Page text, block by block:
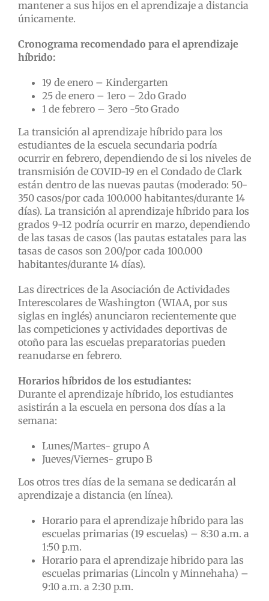
mantener a sus hijos en el aprendizaje a distancia
únicamente.
Cronograma recomendado para el aprendizaje
híbrido:
19 de enero – Kindergarten
25 de enero – 1ero – 2do Grado
1 de febrero – 3ero -5to Grado
La transición al aprendizaje híbrido para los
estudiantes de la escuela secundaria podría
ocurrir en febrero, dependiendo de si los niveles de
transmisión de COVID-19 en el Condado de Clark
están dentro de las nuevas pautas (moderado: 50-
350 casos/por cada 100.000 habitantes/durante 14
días). La transición al aprendizaje híbrido para los
grados 9-12 podría ocurrir en marzo, dependiendo
de las tasas de casos (las pautas estatales para las
tasas de casos son 200/por cada 100.000
habitantes/durante 14 días).
Las directrices de la Asociación de Actividades
Interescolares de Washington (WIAA, por sus
siglas en inglés) anunciaron recientemente que
las competiciones y actividades deportivas de
otoño para las escuelas preparatorias pueden
reanudarse en febrero.
Horarios híbridos de los estudiantes:
Durante el aprendizaje híbrido, los estudiantes
asistirán a la escuela en persona dos días a la
semana:
Lunes/Martes- grupo A
Jueves/Viernes- grupo B
Los otros tres días de la semana se dedicarán al
aprendizaje a distancia (en línea).
Horario para el aprendizaje híbrido para las
escuelas primarias (19 escuelas) – 8:30 a.m. a
1:50 p.m.
Horario para el aprendizaje hibrido para las
escuelas primarias (Lincoln y Minnehaha) –
9:10 a.m. a 2:30 p.m.